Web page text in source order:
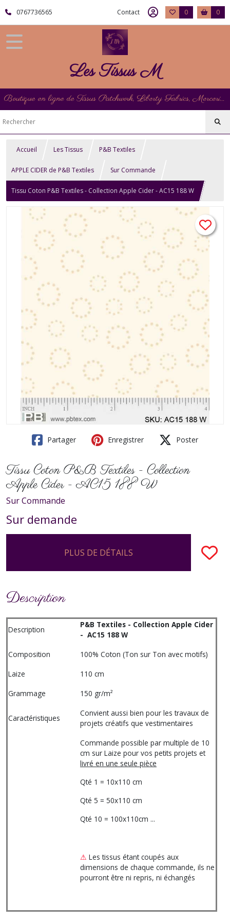
0767736565 Contact 0 0
Les Tissus M
Boutique en ligne de Tissus Patchwork, Liberty Fabrics, Mercerie et Matériel de Point de Croix
Accueil Les Tissus P&B Textiles
APPLE CIDER de P&B Textiles Sur Commande
Tissu Coton P&B Textiles - Collection Apple Cider - AC15 188 W
Partager Enregistrer Poster
Tissu Coton P&B Textiles - Collection
Apple Cider - AC15 188 W
Sur Commande
Sur demande
PLUS DE DÉTAILS
Description
Description
P&B Textiles - Collection Apple Cider
- AC15 188 W
Composition
100% Coton (Ton sur Ton avec motifs)
Laize
110 cm
Grammage
150 gr/m²
Caractéristiques
Convient aussi bien pour les travaux de
projets créatifs que vestimentaires
Commande possible par multiple de 10
cm sur Laize pour vos petits projets et
livré en une seule pièce
Qté 1 = 10x110 cm
Qté 5 = 50x110 cm
Qté 10 = 100x110cm ...
⚠ Les tissus étant coupés aux
dimensions de chaque commande, ils ne
pourront être ni repris, ni échangés